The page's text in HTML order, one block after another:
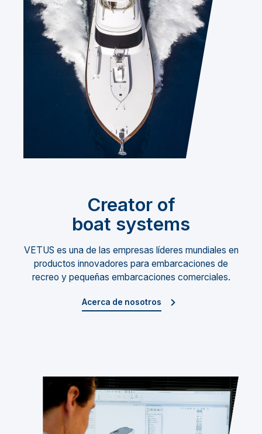
Creator of
boat systems
VETUS es una de las empresas líderes mundiales en
productos innovadores para embarcaciones de
recreo y pequeñas embarcaciones comerciales.
Acerca de nosotros